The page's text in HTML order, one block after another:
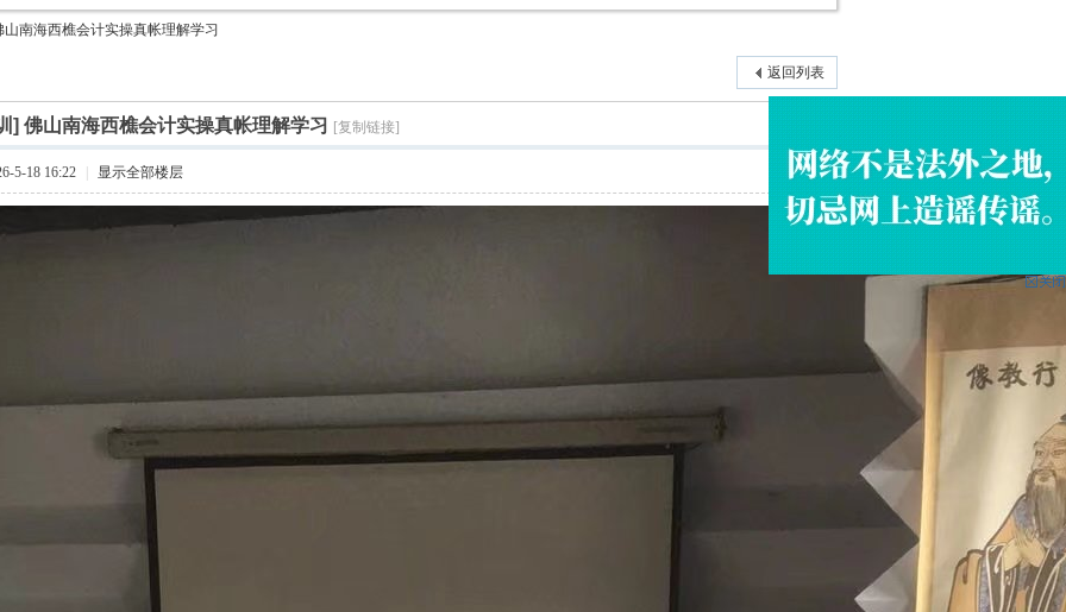
索
区
山南海西樵会计实操真帐理解学习
返回列表
] 佛山南海西樵会计实操真帐理解学习 [复制链接]
5-18 16:22 显示全部楼层